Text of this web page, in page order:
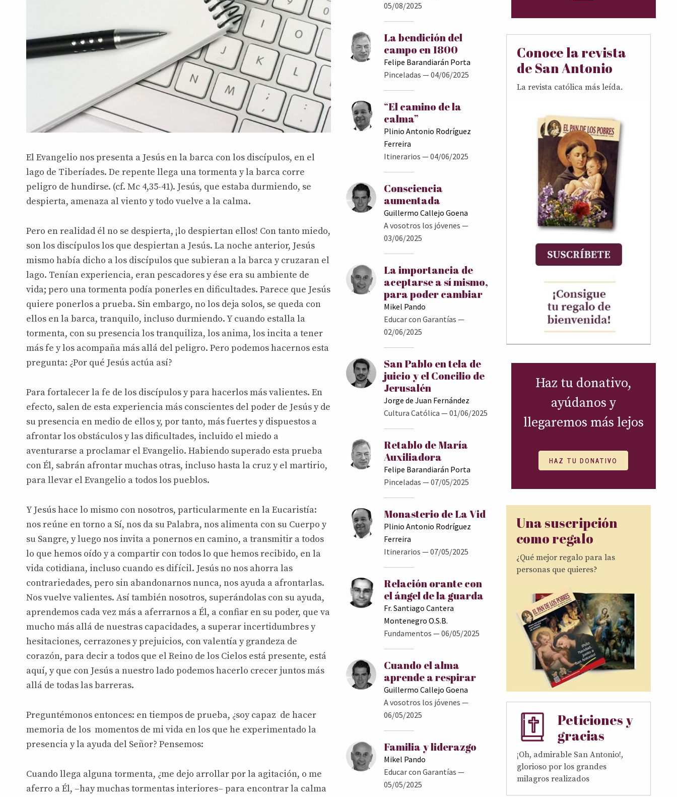
El Evangelio nos presenta a Jesús en la barca con los discípulos, en el
lago de Tiberíades. De repente llega una tormenta y la barca corre
peligro de hundirse. (cf. Mc 4,35-41). Jesús, que estaba durmiendo, se
despierta, amenaza al viento y todo vuelve a la calma.
Pero en realidad él no se despierta, ¡lo despiertan ellos! Con tanto miedo,
son los discípulos los que despiertan a Jesús. La noche anterior, Jesús
mismo había dicho a los discípulos que subieran a la barca y cruzaran el
lago. Tenían experiencia, eran pescadores y ése era su ambiente de
vida; pero una tormenta podía ponerles en dificultades. Parece que Jesús
quiere ponerlos a prueba. Sin embargo, no los deja solos, se queda con
ellos en la barca, tranquilo, incluso durmiendo. Y cuando estalla la
tormenta, con su presencia los tranquiliza, los anima, los incita a tener
más fe y los acompaña más allá del peligro. Pero podemos hacernos esta
pregunta: ¿Por qué Jesús actúa así?
Para fortalecer la fe de los discípulos y para hacerlos más valientes. En
efecto, salen de esta experiencia más conscientes del poder de Jesús y de
su presencia en medio de ellos y, por tanto, más fuertes y dispuestos a
afrontar los obstáculos y las dificultades, incluido el miedo a
aventurarse a proclamar el Evangelio. Habiendo superado esta prueba
con Él, sabrán afrontar muchas otras, incluso hasta la cruz y el martirio,
para llevar el Evangelio a todos los pueblos.
Y Jesús hace lo mismo con nosotros, particularmente en la Eucaristía:
nos reúne en torno a Sí, nos da su Palabra, nos alimenta con su Cuerpo y
su Sangre, y luego nos invita a ponernos en camino, a transmitir a todos
lo que hemos oído y a compartir con todos lo que hemos recibido, en la
vida cotidiana, incluso cuando es difícil. Jesús no nos ahorra las
contrariedades, pero sin abandonarnos nunca, nos ayuda a afrontarlas.
Nos vuelve valientes. Así también nosotros, superándolas con su ayuda,
aprendemos cada vez más a aferrarnos a Él, a confiar en su poder, que va
mucho más allá de nuestras capacidades, a superar incertidumbres y
hesitaciones, cerrazones y prejuicios, con valentía y grandeza de
corazón, para decir a todos que el Reino de los Cielos está presente, está
aquí, y que con Jesús a nuestro lado podemos hacerlo crecer juntos más
allá de todas las barreras.
Preguntémonos entonces: en tiempos de prueba, ¿soy capaz de hacer
memoria de los momentos de mi vida en los que he experimentado la
presencia y la ayuda del Señor? Pensemos:
Cuando llega alguna tormenta, ¿me dejo arrollar por la agitación, o me
aferro a Él, –hay muchas tormentas interiores– para encontrar la calma
05/08/2025
La bendición del
campo en 1800
Felipe Barandiarán Porta
Pinceladas — 04/06/2025
“El camino de la
calma”
Plinio Antonio Rodríguez
Ferreira
Itinerarios — 04/06/2025
Consciencia
aumentada
Guillermo Callejo Goena
A vosotros los jóvenes —
03/06/2025
La importancia de
aceptarse a sí mismo,
para poder cambiar
Mikel Pando
Educar con Garantías —
02/06/2025
San Pablo en tela de
juicio y el Concilio de
Jerusalén
Jorge de Juan Fernández
Cultura Católica — 01/06/2025
Retablo de María
Auxiliadora
Felipe Barandiarán Porta
Pinceladas — 07/05/2025
Monasterio de La Vid
Plinio Antonio Rodríguez
Ferreira
Itinerarios — 07/05/2025
Relación orante con
el ángel de la guarda
Fr. Santiago Cantera
Montenegro O.S.B.
Fundamentos — 06/05/2025
Cuando el alma
aprende a respirar
Guillermo Callejo Goena
A vosotros los jóvenes —
06/05/2025
Familia y liderazgo
Mikel Pando
Educar con Garantías —
05/05/2025
Conoce la revista
de San Antonio
La revista católica más leída.
Haz tu donativo,
ayúdanos y
llegaremos más lejos
HAZ TU DONATIVO
Una suscripción
como regalo
¿Qué mejor regalo para las
personas que quieres?
Peticiones y
gracias
¡Oh, admirable San Antonio!,
glorioso por los grandes
milagros realizados